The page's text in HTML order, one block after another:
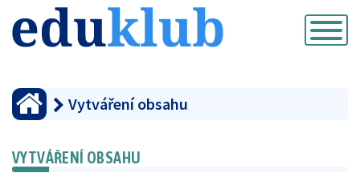
Přepnout
navigaci
Vytváření obsahu
VYTVÁŘENÍ OBSAHU